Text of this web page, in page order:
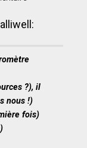
?), il
nous !)
fois)